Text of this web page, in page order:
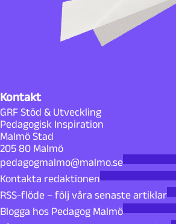
Kontakt
GRF Stöd & Utveckling
Pedagogisk Inspiration
Malmö Stad
205 80 Malmö
pedagogmalmo@malmo.se
Kontakta redaktionen
RSS-flöde – följ våra senaste artiklar
Blogga hos Pedagog Malmö